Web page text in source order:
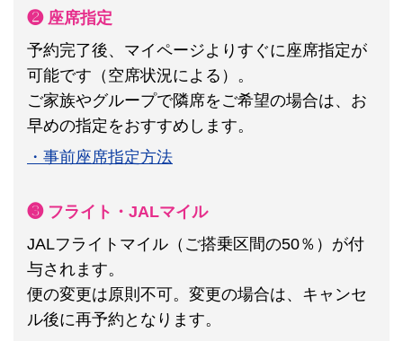
❷ 座席指定
予約完了後、マイページよりすぐに座席指定が
可能です（空席状況による）。
ご家族やグループで隣席をご希望の場合は、お
早めの指定をおすすめします。
・事前座席指定方法
❸ フライト・JALマイル
JALフライトマイル（ご搭乗区間の50％）が付
与されます。
便の変更は原則不可。 変更の場合は、キャンセ
ル後に再予約となります。